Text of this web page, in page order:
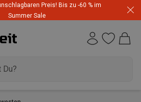
Preis! Bis zu -60 % im
Summer Sale